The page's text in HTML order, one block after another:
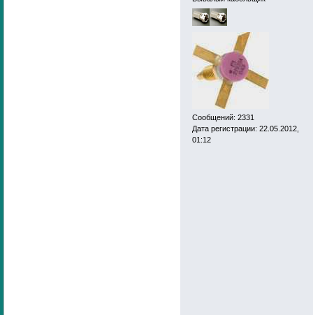
Сообщений: 2331
Дата регистрации: 22.05.2012,
01:12